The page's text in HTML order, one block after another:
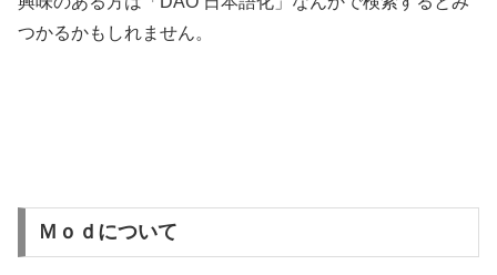
つかるかもしれません。
Ｍｏｄについて